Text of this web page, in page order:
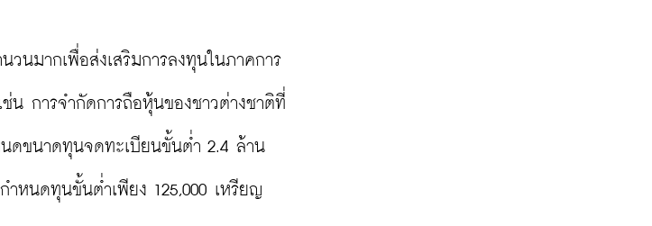
นมากเพื่อส่งเสริมการลงทุนในภาคการ
การจำกัดการถือหุ้นของชาวต่างชาติที่
นดขนาดทุนจดทะเบียนขั้นต่ำ 2.4 ล้าน
หนดทุนขั้นต่ำเพียง 125,000 เหรียญ